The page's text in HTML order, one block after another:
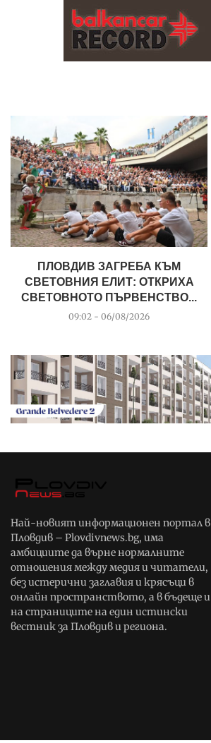
ПЛОВДИВ ЗАГРЕБА КЪМ
СВЕТОВНИЯ ЕЛИТ: ОТКРИХА
СВЕТОВНОТО ПЪРВЕНСТВО...
09:02 - 06/08/2026
Най-новият информационен портал в
Пловдив – Plovdivnews.bg, има
амбициите да върне нормалните
отношения между медия и читатели,
без истерични заглавия и крясъци в
онлайн пространството, а в бъдеще и
на страниците на един истински
вестник за Пловдив и региона.